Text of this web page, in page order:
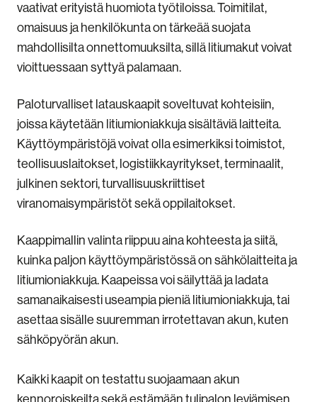
vaativat erityistä huomiota työtiloissa. Toimitilat,
omaisuus ja henkilökunta on tärkeää suojata
mahdollisilta onnettomuuksilta, sillä litiumakut voivat
vioittuessaan syttyä palamaan.
Paloturvalliset latauskaapit soveltuvat kohteisiin,
joissa käytetään litiumioniakkuja sisältäviä laitteita.
Käyttöympäristöjä voivat olla esimerkiksi toimistot,
teollisuuslaitokset, logistiikkayritykset, terminaalit,
julkinen sektori, turvallisuuskriittiset
viranomaisympäristöt sekä oppilaitokset.
Kaappimallin valinta riippuu aina kohteesta ja siitä,
kuinka paljon käyttöympäristössä on sähkölaitteita ja
litiumioniakkuja. Kaapeissa voi säilyttää ja ladata
samanaikaisesti useampia pieniä litiumioniakkuja, tai
asettaa sisälle suuremman irrotettavan akun, kuten
sähköpyörän akun.
Kaikki kaapit on testattu suojaamaan akun